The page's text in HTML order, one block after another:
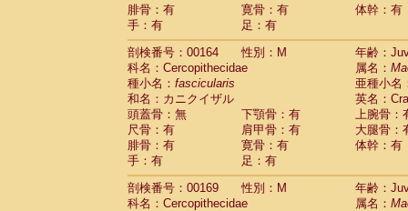
腓骨：有
寛骨：有
体幹：有
手：有
足：有
剖検番号：00164
性別：M
年齢：
科名：Cercopithecidae
属名：
種小名： fascicularis
亜種小名
和名：カニクイザル
英名：
頭蓋骨：無
下顎骨：有
上腕骨：
尺骨：有
肩甲骨：有
大腿骨：
腓骨：有
寛骨：有
体幹：有
手：有
足：有
剖検番号：00169
性別：M
年齢：
科名：Cercopithecidae
属名：